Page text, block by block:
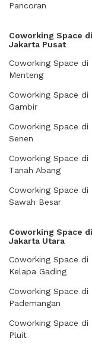
Pancoran
Coworking Space di
Jakarta Pusat
Coworking Space di
Menteng
Coworking Space di
Gambir
Coworking Space di
Senen
Coworking Space di
Tanah Abang
Coworking Space di
Sawah Besar
Coworking Space di
Jakarta Utara
Coworking Space di
Kelapa Gading
Coworking Space di
Pademangan
Coworking Space di
Pluit